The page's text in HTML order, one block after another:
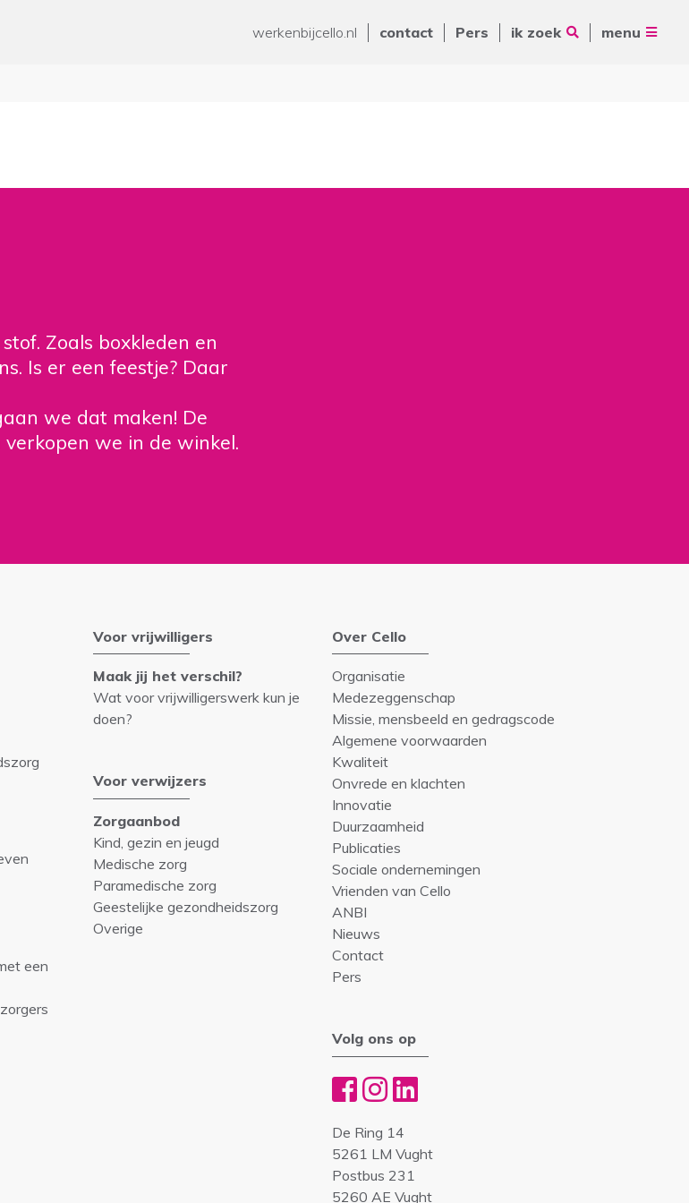
werkenbijcello.nl contact Pers ik zoek menu
een
Geestelijke gezondheidszorg
ANBI
Zoals boxkleden en
Is er een feestje? Daar
we dat maken! De
we in de winkel.
een
Voor vrijwilligers
Maak jij het verschil?
Wat voor vrijwilligerswerk kun je
doen?
Voor verwijzers
Zorgaanbod
Kind, gezin en jeugd
Medische zorg
Paramedische zorg
Geestelijke gezondheidszorg
Overige
Over Cello
Organisatie
Medezeggenschap
Missie, mensbeeld en gedragscode
Algemene voorwaarden
Kwaliteit
Onvrede en klachten
Innovatie
Duurzaamheid
Publicaties
Sociale ondernemingen
Vrienden van Cello
ANBI
Nieuws
Contact
Pers
Volg ons op
De Ring 14
5261 LM Vught
Postbus 231
5260 AE Vught